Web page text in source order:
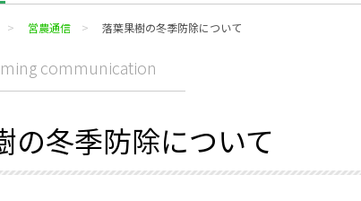
営農通信 落葉果樹の冬季防除について
communication
の冬季防除について